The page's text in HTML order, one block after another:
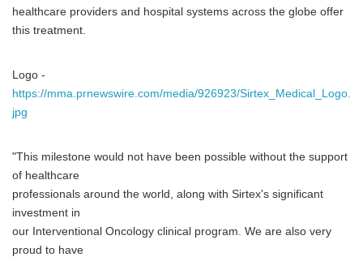
healthcare providers and hospital systems across the globe offer
this treatment.
Logo -
https://mma.prnewswire.com/media/926923/Sirtex_Medical_Logo.
jpg
"This milestone would not have been possible without the support
of healthcare
professionals around the world, along with Sirtex's significant
investment in
our Interventional Oncology clinical program. We are also very
proud to have